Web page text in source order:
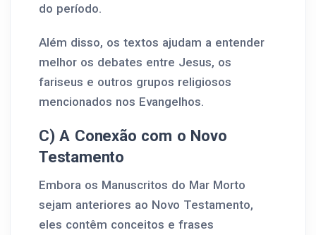
do período.
Além disso, os textos ajudam a entender
melhor os debates entre Jesus, os
fariseus e outros grupos religiosos
mencionados nos Evangelhos.
C) A Conexão com o Novo
Testamento
Embora os Manuscritos do Mar Morto
sejam anteriores ao Novo Testamento,
eles contêm conceitos e frases